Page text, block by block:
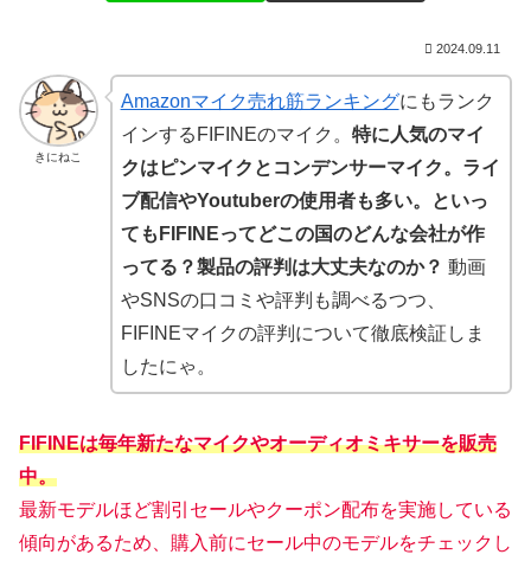
2024.09.11
きにねこ
Amazonマイク売れ筋ランキングにもランク
インするFIFINEのマイク。 特に人気のマイ
クはピンマイクとコンデンサーマイク。ライ
ブ配信やYoutuberの使用者も多い。といっ
てもFIFINEってどこの国のどんな会社が作
ってる？製品の評判は大丈夫なのか？ 動画
やSNSの口コミや評判も調べるつつ、
FIFINEマイクの評判について徹底検証しま
したにゃ。
FIFINEは毎年新たなマイクやオーディオミキサーを販売
中。
最新モデルほど割引セールやクーポン配布を実施している
傾向があるため、購入前にセール中のモデルをチェックし